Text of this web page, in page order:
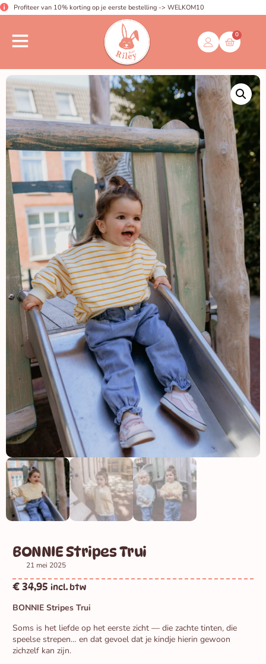
Profiteer van 10% korting op je eerste bestelling -> WELKOM10
0
BONNIE Stripes Trui
21 mei 2025
€34,95 incl. btw
BONNIE Stripes Trui
Soms is het liefde op het eerste zicht — die zachte tinten, die
speelse strepen… en dat gevoel dat je kindje hierin gewoon
zichzelf kan zijn.